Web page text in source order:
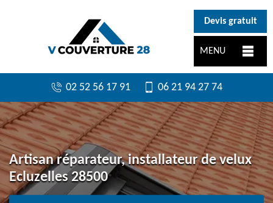
Devis gratuit
MENU
02 52 56 17 91 06 21 94 27 74
Artisan réparateur, installateur de velux
Ecluzelles 28500